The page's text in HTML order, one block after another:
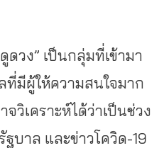
ดวง” เป็นกลุ่มที่เข้ามา
ที่มีผู้ให้ความสนใจมาก
วิเคราะห์ได้ว่าเป็นช่วง
บาล และข่าวโควิด-19